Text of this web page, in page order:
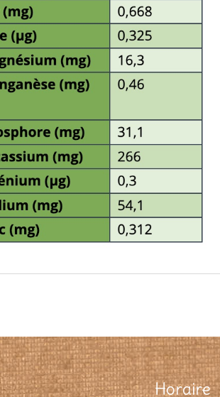
Horaire